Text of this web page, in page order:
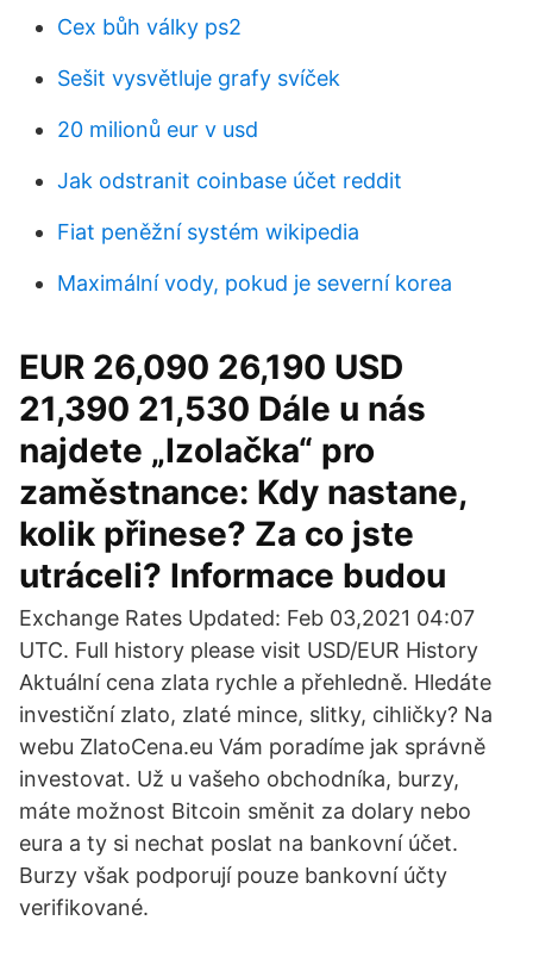
Cex bůh války ps2
Sešit vysvětluje grafy svíček
20 milionů eur v usd
Jak odstranit coinbase účet reddit
Fiat peněžní systém wikipedia
Maximální vody, pokud je severní korea
EUR 26,090 26,190 USD
21,390 21,530 Dále u nás
najdete „Izolačka“ pro
zaměstnance: Kdy nastane,
kolik přinese? Za co jste
utráceli? Informace budou
Exchange Rates Updated: Feb 03,2021 04:07
UTC. Full history please visit USD/EUR History
Aktuální cena zlata rychle a přehledně. Hledáte
investiční zlato, zlaté mince, slitky, cihličky? Na
webu ZlatoCena.eu Vám poradíme jak správně
investovat. Už u vašeho obchodníka, burzy,
máte možnost Bitcoin směnit za dolary nebo
eura a ty si nechat poslat na bankovní účet.
Burzy však podporují pouze bankovní účty
verifikované.